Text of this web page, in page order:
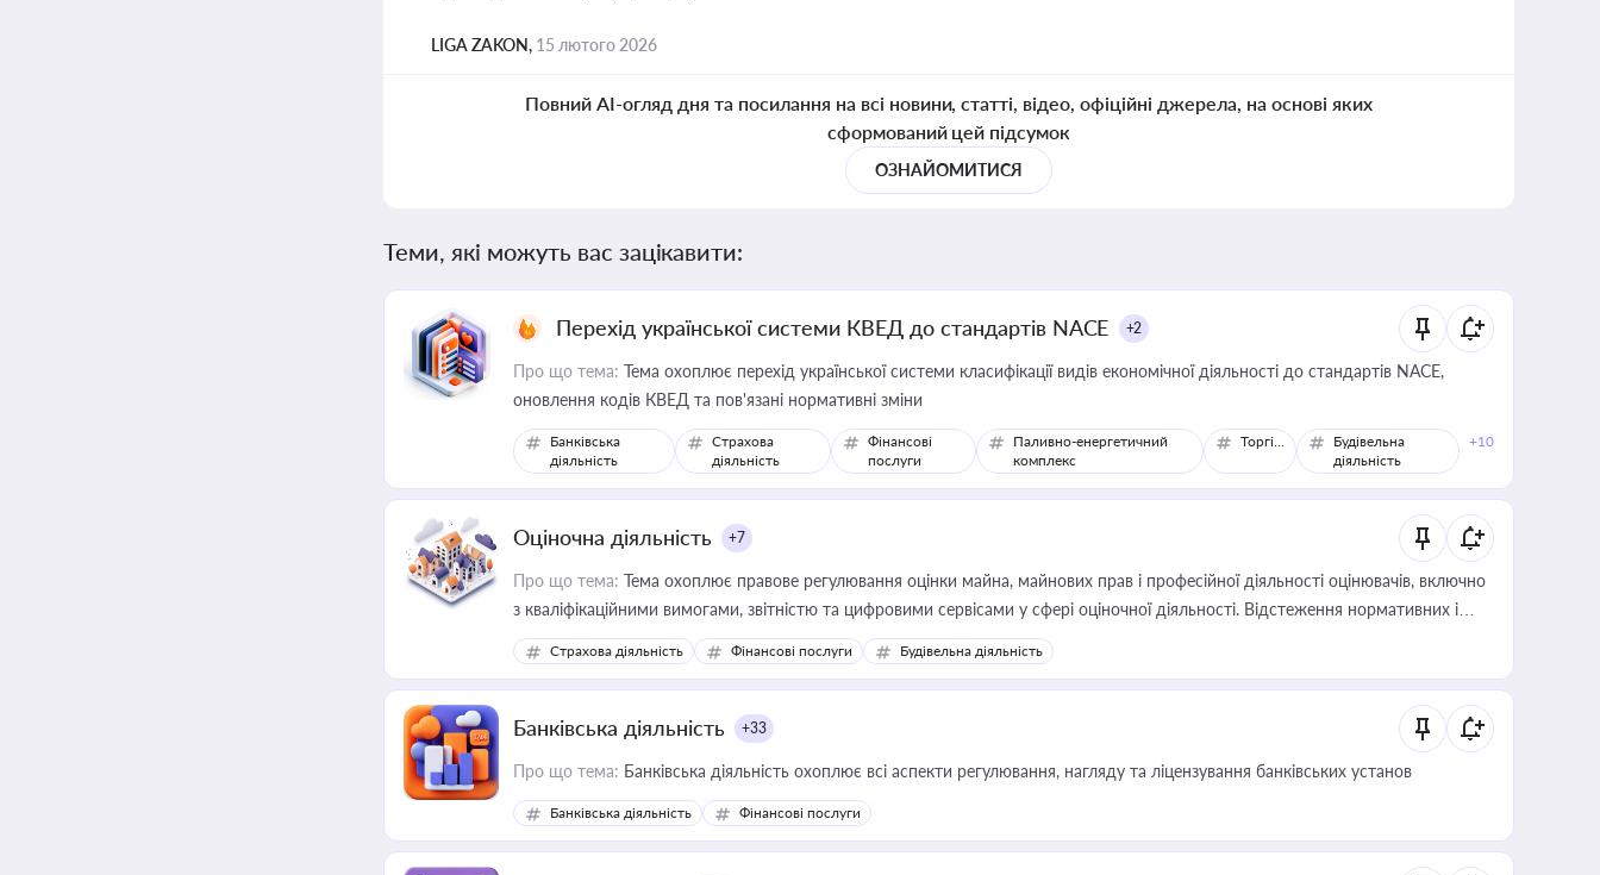
LIGA ZAKON, 15 лютого 2026
Повний AI-огляд дня та посилання на всі новини, статті, відео, офіційні джерела, на основі яких
сформований цей підсумок
ОЗНАЙОМИТИСЯ
Теми, які можуть вас зацікавити:
Перехід української системи КВЕД до стандартів NACE +2
Про що тема: Тема охоплює перехід української системи класифікації видів економічної діяльності до стандартів NACE,
оновлення кодів КВЕД та пов'язані нормативні зміни
Банківська
діяльність
Страхова
діяльність
Фінансові
послуги
Паливно-енергетичний
комплекс
Торгівля
Будівельна
діяльність
+10
Оціночна діяльність +7
Про що тема: Тема охоплює правове регулювання оцінки майна, майнових прав і професійної діяльності оцінювачів, включно
з кваліфікаційними вимогами, звітністю та цифровими сервісами у сфері оціночної діяльності. Відстеження нормативних і
медійних змін у цій сфері корисне для власника бізнесу, керівника, юриста або бухгалтера під час оподаткування,
приватизації, оренди державного майна, корпоративних угод і перевірки статусу суб'єктів оціночної діяльності
Страхова діяльність Фінансові послуги Будівельна діяльність
Банківська діяльність +33
Про що тема: Банківська діяльність охоплює всі аспекти регулювання, нагляду та ліцензування банківських установ
Банківська діяльність Фінансові послуги